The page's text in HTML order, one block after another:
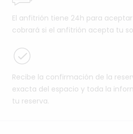
El anfitrión tiene 24h para
cobrará si el anfitrión acepta tu
Recibe la confirmación de la
exacta del espacio y toda la
tu reserva.